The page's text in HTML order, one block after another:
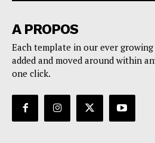
A PROPOS
Each template in our ever
added and moved around within
one click.